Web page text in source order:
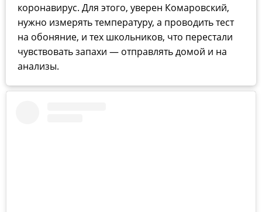
коронавирус. Для этого, уверен Комаровский,
нужно измерять температуру, а проводить тест
на обоняние, и тех школьников, что перестали
чувствовать запахи — отправлять домой и на
анализы.